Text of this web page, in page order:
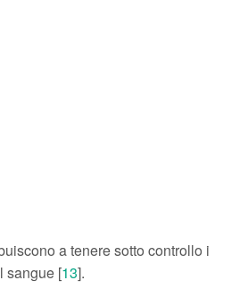
a tenere sotto controllo i
sangue [13].